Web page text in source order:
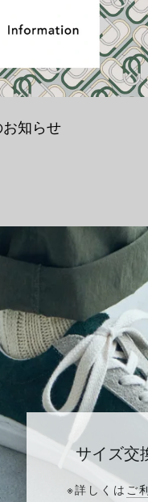
知らせ
サイズ交
※詳しくは ご